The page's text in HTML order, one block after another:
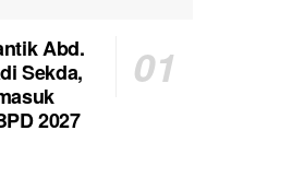
Abd.
Sekda,
2027